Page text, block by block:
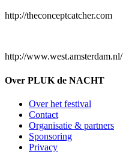
http://theconceptcatcher.com
http://www.west.amsterdam.nl/
Over PLUK de NACHT
Over het festival
Contact
Organisatie & partners
Sponsoring
Privacy